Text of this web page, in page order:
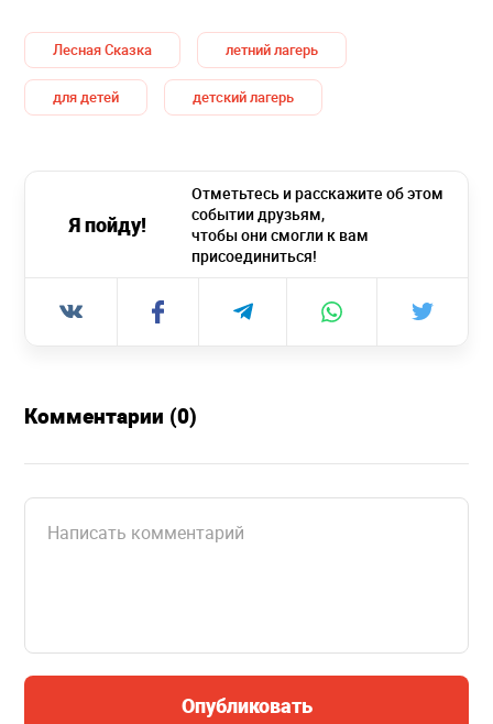
Лесная Сказка летний лагерь
для детей детский лагерь
Я пойду!
Отметьтесь и расскажите об этом
событии друзьям,
чтобы они смогли к вам
присоединиться!
Комментарии (0)
Опубликовать